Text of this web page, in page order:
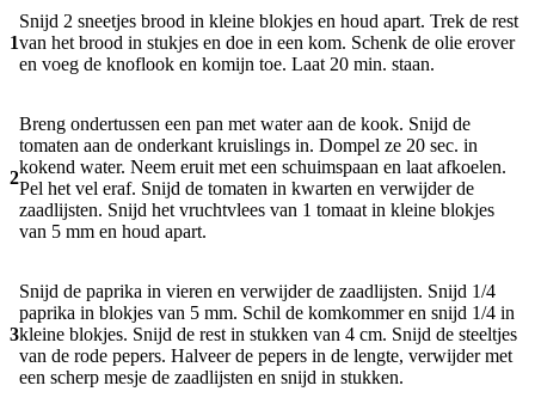
1
Snijd 2 sneetjes brood in kleine blokjes en houd apart. Trek de rest
van het brood in stukjes en doe in een kom. Schenk de olie erover
en voeg de knoflook en komijn toe. Laat 20 min. staan.
2
Breng ondertussen een pan met water aan de kook. Snijd de
tomaten aan de onderkant kruislings in. Dompel ze 20 sec. in
kokend water. Neem eruit met een schuimspaan en laat afkoelen.
Pel het vel eraf. Snijd de tomaten in kwarten en verwijder de
zaadlijsten. Snijd het vruchtvlees van 1 tomaat in kleine blokjes
van 5 mm en houd apart.
3
Snijd de paprika in vieren en verwijder de zaadlijsten. Snijd 1/4
paprika in blokjes van 5 mm. Schil de komkommer en snijd 1/4 in
kleine blokjes. Snijd de rest in stukken van 4 cm. Snijd de steeltjes
van de rode pepers. Halveer de pepers in de lengte, verwijder met
een scherp mesje de zaadlijsten en snijd in stukken.